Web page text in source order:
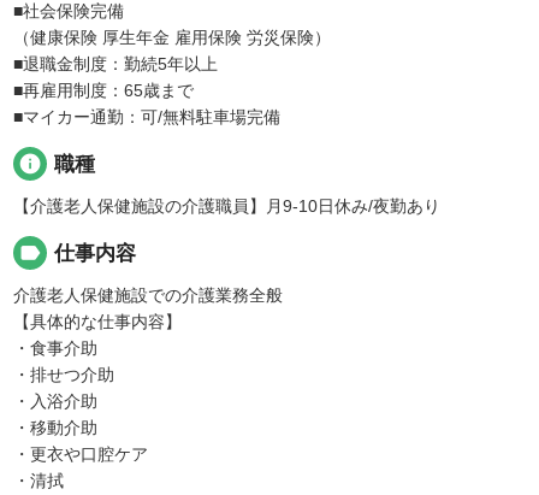
■社会保険完備
（健康保険 厚生年金 雇用保険 労災保険）
■退職金制度：勤続5年以上
■再雇用制度：65歳まで
■マイカー通勤：可/無料駐車場完備
info 職種
【介護老人保健施設の介護職員】月9-10日休み/夜勤あり
label 仕事内容
介護老人保健施設での介護業務全般
【具体的な仕事内容】
・食事介助
・排せつ介助
・入浴介助
・移動介助
・更衣や口腔ケア
・清拭